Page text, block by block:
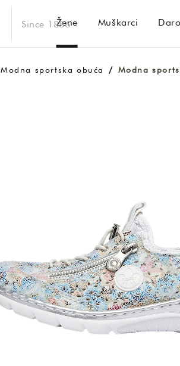
Žene Muškarci
Since 1886
Modna sportska obuća Modna